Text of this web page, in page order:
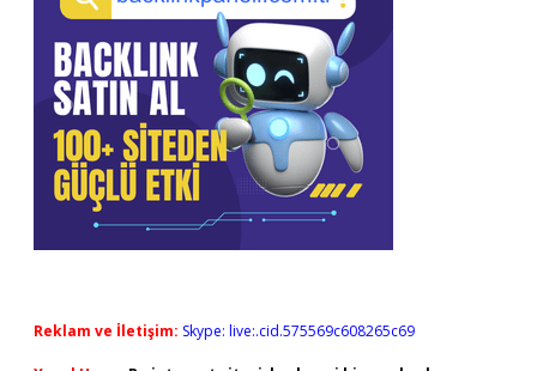
Reklam ve İletişim: Skype: live:.cid.575569c608265c69